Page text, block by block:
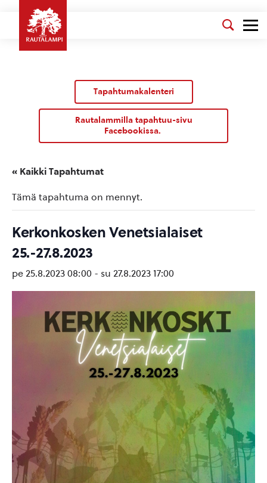
Tapahtumakalenteri
Rautalammilla tapahtuu-sivu
Facebookissa.
« Kaikki Tapahtumat
Tämä tapahtuma on mennyt.
Kerkonkosken Venetsialaiset
25.-27.8.2023
pe 25.8.2023 08:00 - su 27.8.2023 17:00